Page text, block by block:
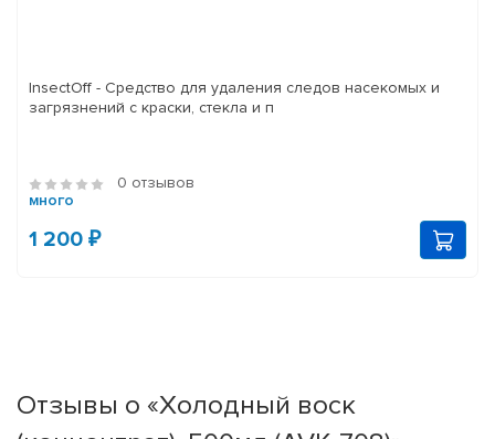
InsectOff - Средство для удаления следов насекомых и
загрязнений с краски, стекла и п
0 отзывов
много
1 200 ₽
Отзывы о «Холодный воск